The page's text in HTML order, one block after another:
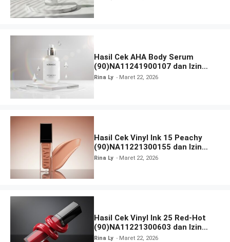
Hasil Cek AHA Body Serum
(90)NA11241900107 dan Izin
BPOM
Rina Ly Maret 22, 2026
Hasil Cek Vinyl Ink 15 Peachy
(90)NA11221300155 dan Izin
BPOM
Rina Ly Maret 22, 2026
Hasil Cek Vinyl Ink 25 Red-Hot
(90)NA11221300603 dan Izin
BPOM
Rina Ly Maret 22, 2026